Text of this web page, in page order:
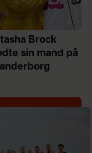
Brock
sin mand på